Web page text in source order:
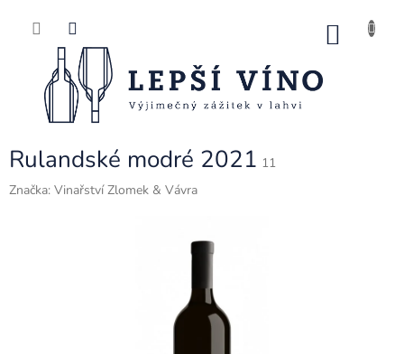
Rulandské modré 2021 11
Značka: Vinařství Zlomek & Vávra